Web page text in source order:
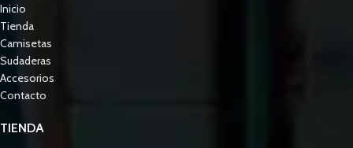
Inicio
Tienda
Camisetas
Sudaderas
Accesorios
Contacto
TIENDA